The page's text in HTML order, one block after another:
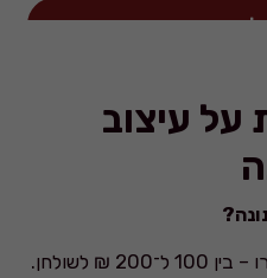
על עיצוב
לשולחן.